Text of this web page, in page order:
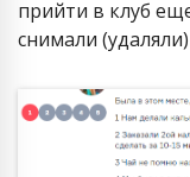
прийти в клуб
снимали